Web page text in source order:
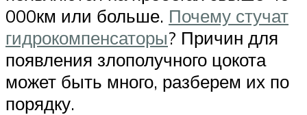
000км или больше. Почему стучат
гидрокомпенсаторы? Причин для
появления злополучного цокота
может быть много, разберем их по
порядку.